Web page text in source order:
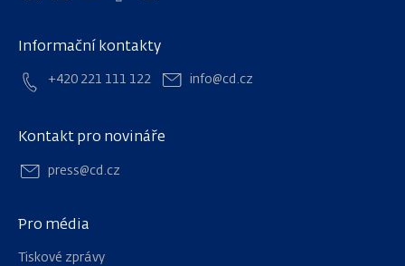
Informační kontakty
+420 221 111 122 info@cd.cz
Kontakt pro novináře
press@cd.cz
Pro média
Tiskové zprávy